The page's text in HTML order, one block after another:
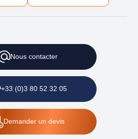
Nouscontacter
+33 (0)3 80 52 32 05
Demanderun devis